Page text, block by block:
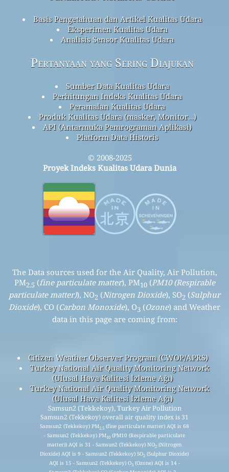
Basis Pengetahuan dan Artikel Kualitas Udara
Eksperimen Kualitas Udara
Analisis Sensor Kualitas Udara
Pertanyaan yang Sering Diajukan
Sumber Data Kualitas Udara
Perhitungan Indeks Kualitas Udara
Peramalan Kualitas Udara
Produk Kualitas Udara (masker, Monitor…)
API (Antarmuka Pemrograman Aplikasi)
Platform Data Historis
© 2008-2025
Proyek Indeks Kualitas Udara Dunia
The Data sources used for the Air Quality, Air Pollution,
PM2.5 (fine particulate matter), PM10(PM10 (Respirable
particulate matter)), NO2 (Nitrogen Dioxide), SO2 (Sulphur
Dioxide), CO (Carbon Monoxide), O3 (Ozone) and Weather
data in this page are coming from:
Citizen Weather Observer Program (CWOP/APRS)
Turkey National Air Quality Monitoring Network
(Ulusal Hava Kalitesi İzleme Ağı)
Turkey National Air Quality Monitoring Network
(Ulusal Hava Kalitesi İzleme Ağı)
Samsun2 (Tekkekoy), Turkey Air Pollution
Samsun2 (Tekkekoy) overall air quality index is 31
Samsun2 (Tekkekoy) PM2.5(fine particulate matter) AQI is 68
- Samsun2 (Tekkekoy) PM10(PM10 (Respirable particulate
matter)) AQI is 31 - Samsun2 (Tekkekoy) NO2 (Nitrogen
Dioxide) AQI is 9 - Samsun2 (Tekkekoy) SO2 (Sulphur Dioxide)
AQI is 15 - Samsun2 (Tekkekoy) O3(Ozone) AQI is 14 -